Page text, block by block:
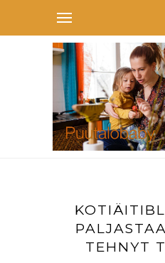
TEHNYT